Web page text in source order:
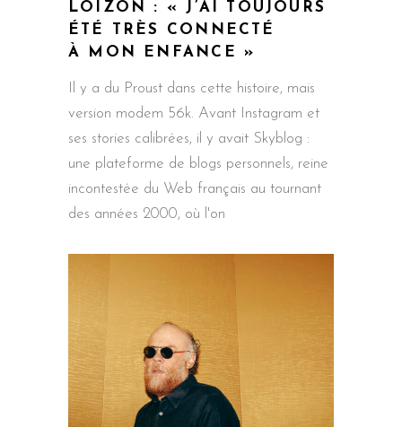
LOIZON : « J’AI TOUJOURS
ÉTÉ TRÈS CONNECTÉ
À MON ENFANCE »
Il y a du Proust dans cette histoire, mais
version modem 56k. Avant Instagram et
ses stories calibrées, il y avait Skyblog :
une plateforme de blogs personnels, reine
incontestée du Web français au tournant
des années 2000, où l'on